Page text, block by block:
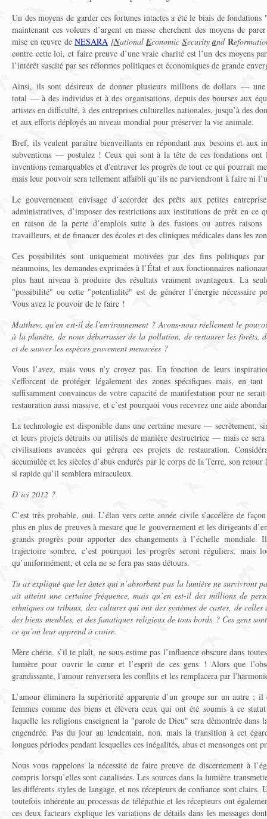
Un des moyens de garder ces fortunes intactes a été le biais de
maintenant ces voleurs d’argent en masse cherchent des moyens de
mise en œuvre de NESARA [NationalEconomic Securityand R
contre cette loi, et faire preuve d’une vraie charité est l’un des moyens
l’intérêt suscité par ses réformes politiques et économiques de grande
Ainsi, ils sont désireux de donner plusieurs millions de dollars —
total — à des individus et à des organisations, depuis des bourses aux
artistes en difficulté, à des entreprises culturelles nationales, jusqu’à des
et aux efforts déployés au niveau mondial pour préserver la vie animale.
Bref, ils veulent paraître bienveillants en répondant aux besoins et aux
subventions — postulez ! Ceux qui sont à la tête de ces fondations ont
inventions remarquables et d'entraver les progrès de tout ce qui pourrait
mais leur pouvoir sera tellement affaibli qu’ils ne parviendront à faire ni
Le gouvernement envisage d’accorder des prêts aux petites
administratives, d’imposer des restrictions aux institutions de prêt en ce
en raison de la perte d’emplois suite à des fusions ou autres raisons
travailleurs, et de financer des écoles et des cliniques médicales dans les
Ces possibilités sont uniquement motivées par des fins politiques
néanmoins, les demandes exprimées à l’État et aux fonctionnaires
plus haut niveau à produire des résultats vraiment avantageux. La
"possibilité" ou cette "potentialité" est de générer l’énergie nécessaire
Vous avez le pouvoir de le faire !
Matthew, qu'en est-il de l'environnement ? Avons-nous réellement le
à la planète, de nous débarrasser de la pollution, de restaurer les forêts,
et de sauver les espèces gravement menacées ?
Vous l’avez, mais vous n’y croyez pas. En fonction de leurs
s'efforcent de protéger légalement des zones spécifiques mais, en
suffisamment convaincus de votre capacité de manifestation pour ne
restauration aussi massive, et c’est pourquoi vous recevrez une aide
La technologie est disponible dans une certaine mesure — secrètement,
et leurs projets détruits ou utilisés de manière destructrice — mais ce
civilisations avancées qui gérera ces projets de restauration.
accumulée et les siècles d’abus endurés par le corps de la Terre, son
si rapide qu’il semblera miraculeux.
D’ici 2012 ?
C’est très probable, oui. L’élan vers cette année civile s’accélère de
plus en plus de preuves à mesure que le gouvernement et les dirigeants
grands progrès pour apporter des changements à l’échelle
trajectoire sombre, c’est pourquoi les progrès seront réguliers, mais
qu’uniformément, et cela ne se fera pas sans détours.
Tu as expliqué que les âmes qui n’absorbent pas la lumière ne survivront
ait atteint une certaine fréquence, mais qu’en est-il des millions de
ethniques ou tribaux, des cultures qui ont des systèmes de castes, de
des biens meubles, et des fanatiques religieux de tous bords ? Ces gens
ce qu’on leur apprend à croire.
Mère chérie, s’il te plaît, ne sous-estime pas l’influence obscure dans
lumière pour ouvrir le cœur et l’esprit de ces gens ! Alors que
grandissante, l'amour renversera les conflits et les remplacera par
L’amour éliminera la supériorité apparente d’un groupe sur un autre ;
femmes comme des biens et élèvera ceux qui ont été soumis à ce
laquelle les religions enseignent la "parole de Dieu" sera démontrée dans
engendrée. Pas du jour au lendemain, non, mais la transition à cet
longues périodes pendant lesquelles ces inégalités, abus et mensonges ont
Nous vous rappelons la nécessité de faire preuve de discernement à
compris lorsqu’elles sont canalisées. Les sources dans la lumière
les différents styles de langage, et nos récepteurs de confiance sont clairs.
toutefois inhérente au processus de télépathie et les récepteurs ont
ces deux facteurs explique les variations de détails dans les messages